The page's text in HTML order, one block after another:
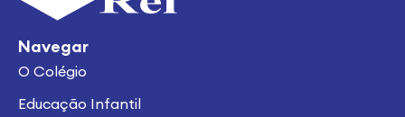
Navegar
O Colégio
Educação Infantil